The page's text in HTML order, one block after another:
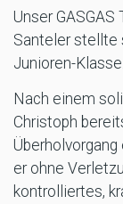
Unser
Santeler stellte
Junioren-Klasse.
Nach einem
Christoph
er ohne
kontrolliertes,